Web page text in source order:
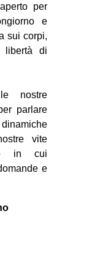
per
e
sui corpi,
libertà di
nostre
parlare
vite
in cui
e